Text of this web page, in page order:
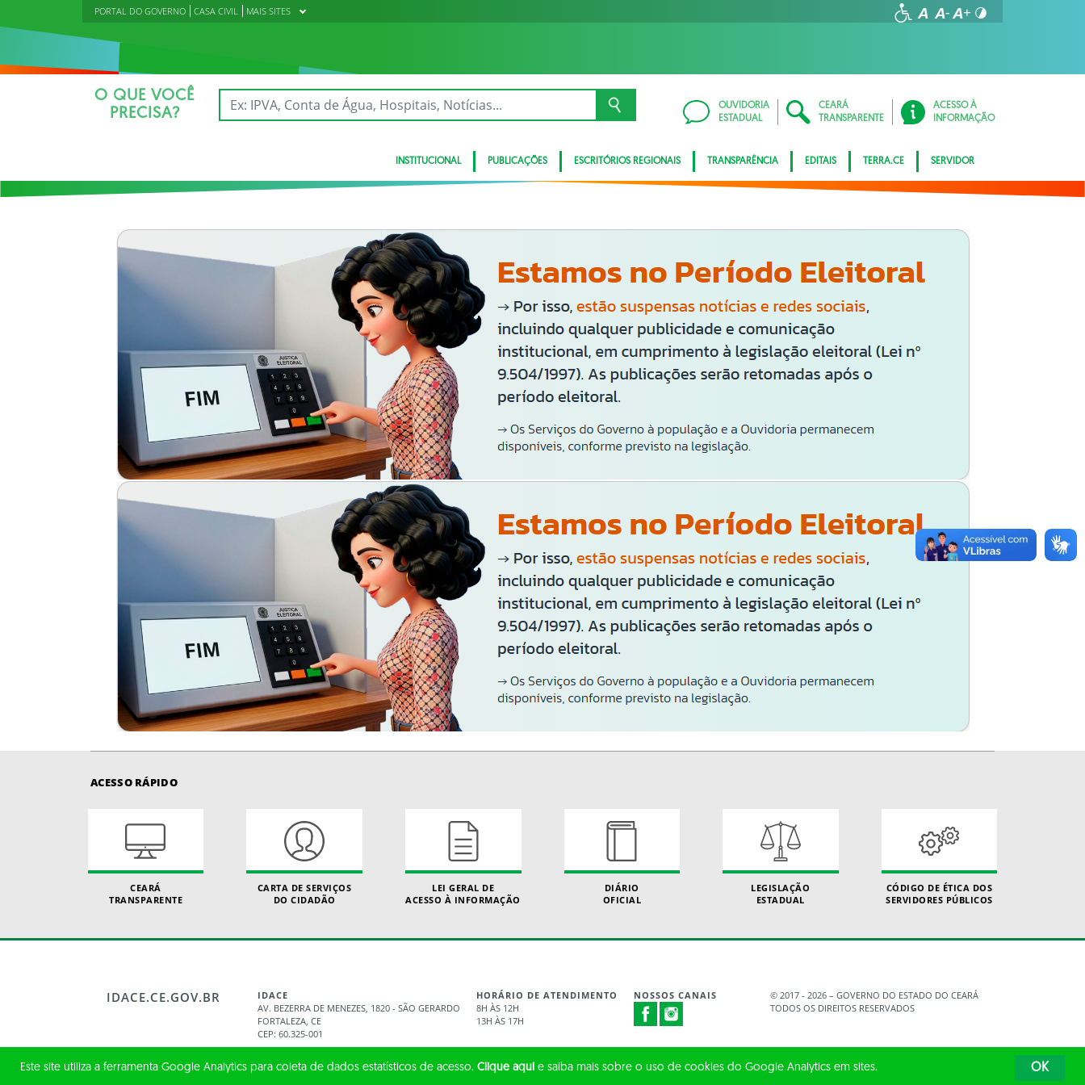
PORTAL DO GOVERNO CASA CIVIL MAIS SITES
O QUE VOCÊ
PRECISA?
OUVIDORIA
ESTADUAL
CEARÁ
TRANSPARENTE
ACESSO À
INFORMAÇÃO
INSTITUCIONAL PUBLICAÇÕES ESCRITÓRIOS REGIONAIS TRANSPARÊNCIA EDITAIS TERRA.CE SERVIDOR
ACESSO RÁPIDO
CEARÁ
TRANSPARENTE
CARTA DE SERVIÇOS
DO CIDADÃO
LEI GERAL DE
ACESSO À INFORMAÇÃO
DIÁRIO
OFICIAL
LEGISLAÇÃO
ESTADUAL
CÓDIGO DE ÉTICA DOS
SERVIDORES PÚBLICOS
IDACE.CE.GOV.BR
IDACE
AV. BEZERRA DE MENEZES, 1820 - SÃO GERARDO
FORTALEZA, CE
CEP: 60.325-001
HORÁRIO DE ATENDIMENTO
8H ÀS 12H
13H ÀS 17H
NOSSOS CANAIS
© 2017 - 2026 – GOVERNO DO ESTADO DO CEARÁ
TODOS OS DIREITOS RESERVADOS
Este site utiliza a ferramenta Google Analytics para coleta de dados estatísticos de acesso. Clique aqui e saiba mais sobre o uso de cookies do Google Analytics em sites. OK